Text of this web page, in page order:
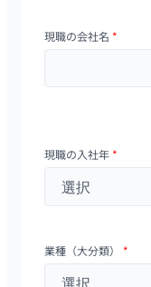
現職の会社名 *
現職の入社年 *
業種（大分類） *